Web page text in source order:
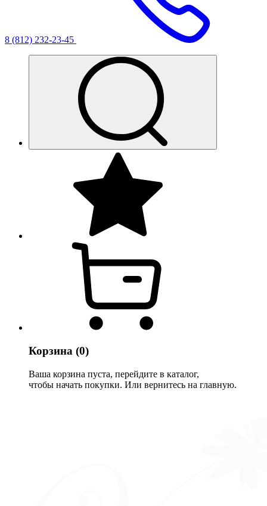
8 (812) 232-23-45
Корзина (0)
Ваша корзина пуста, перейдите в каталог,
чтобы начать покупки. Или вернитесь на главную.